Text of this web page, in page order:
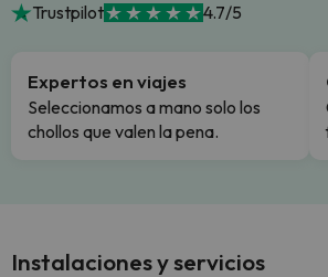
Trustpilot 4.7/5
Expertos en viajes
Seleccionamos a mano solo los
chollos que valen la pena.
Instalaciones y servicios